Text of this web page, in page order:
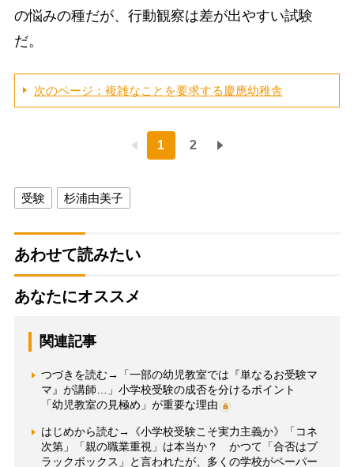
の悩みの種だが、行動観察は差が出やすい試験
だ。
次のページ：複雑なことを要求する慶應幼稚舎
1 2
受験 杉浦由美子
あわせて読みたい
あなたにオススメ
関連記事
つづきを読む→「一部の幼児教室では『単なるお受験マ
マ』が講師…」小学校受験の成否を分けるポイント
「幼児教室の見極め」が重要な理由
はじめから読む→《小学校受験こそ実力主義か》「コネ
次第」「親の職業重視」は本当か？ かつて「合否はブ
ラックボックス」と言われたが、多くの学校がペーパー